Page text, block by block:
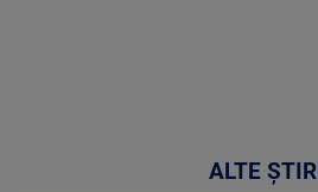
ALTE ȘTIRI